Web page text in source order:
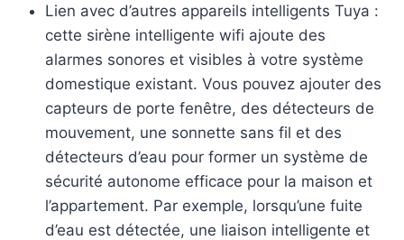
Lien avec d’autres appareils intelligents Tuya :
cette sirène intelligente wifi ajoute des
alarmes sonores et visibles à votre système
domestique existant. Vous pouvez ajouter des
capteurs de porte fenêtre, des détecteurs de
mouvement, une sonnette sans fil et des
détecteurs d’eau pour former un système de
sécurité autonome efficace pour la maison et
l’appartement. Par exemple, lorsqu’une fuite
d’eau est détectée, une liaison intelligente et